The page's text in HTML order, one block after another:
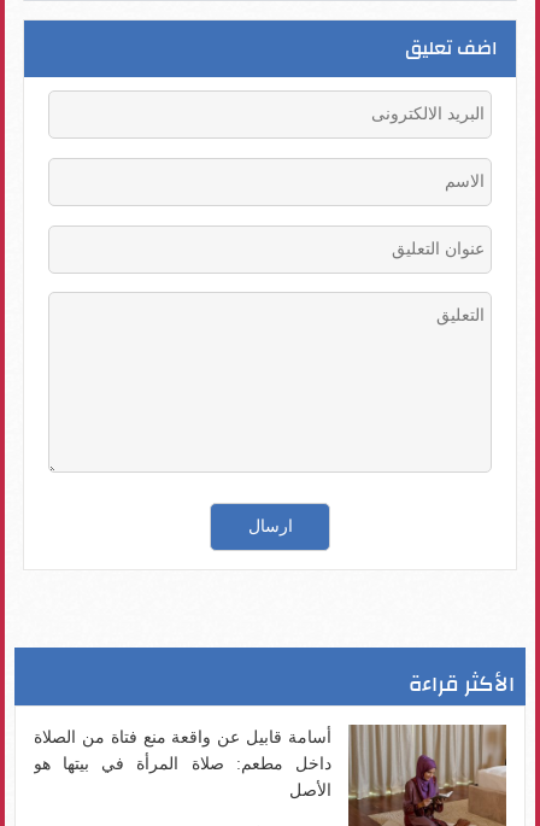
اضف تعليق
الأكثر قراءة
أسامة قابيل عن واقعة منع فتاة من الصلاة
داخل مطعم: صلاة المرأة في بيتها هو
الأصل